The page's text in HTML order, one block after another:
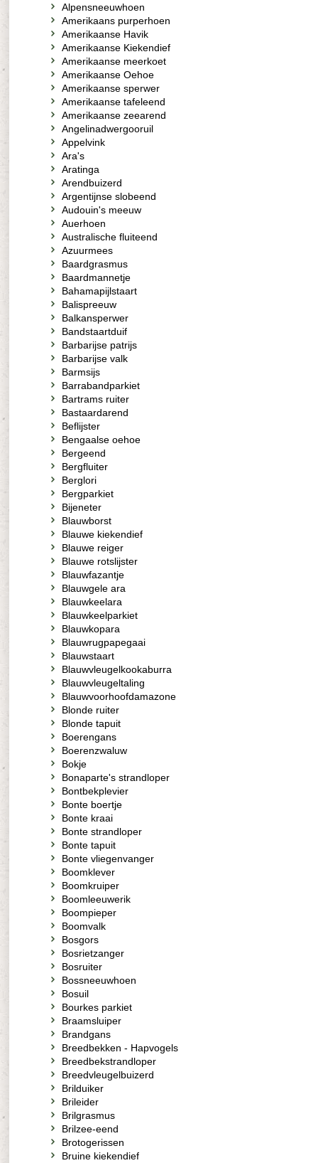
Alpensneeuwhoen
Amerikaans purperhoen
Amerikaanse Havik
Amerikaanse Kiekendief
Amerikaanse meerkoet
Amerikaanse Oehoe
Amerikaanse sperwer
Amerikaanse tafeleend
Amerikaanse zeearend
Angelinadwergooruil
Appelvink
Ara's
Aratinga
Arendbuizerd
Argentijnse slobeend
Audouin's meeuw
Auerhoen
Australische fluiteend
Azuurmees
Baardgrasmus
Baardmannetje
Bahamapijlstaart
Balispreeuw
Balkansperwer
Bandstaartduif
Barbarijse patrijs
Barbarijse valk
Barmsijs
Barrabandparkiet
Bartrams ruiter
Bastaardarend
Beflijster
Bengaalse oehoe
Bergeend
Bergfluiter
Berglori
Bergparkiet
Bijeneter
Blauwborst
Blauwe kiekendief
Blauwe reiger
Blauwe rotslijster
Blauwfazantje
Blauwgele ara
Blauwkeelara
Blauwkeelparkiet
Blauwkopara
Blauwrugpapegaai
Blauwstaart
Blauwvleugelkookaburra
Blauwvleugeltaling
Blauwvoorhoofdamazone
Blonde ruiter
Blonde tapuit
Boerengans
Boerenzwaluw
Bokje
Bonaparte's strandloper
Bontbekplevier
Bonte boertje
Bonte kraai
Bonte strandloper
Bonte tapuit
Bonte vliegenvanger
Boomklever
Boomkruiper
Boomleeuwerik
Boompieper
Boomvalk
Bosgors
Bosrietzanger
Bosruiter
Bossneeuwhoen
Bosuil
Bourkes parkiet
Braamsluiper
Brandgans
Breedbekken - Hapvogels
Breedbekstrandloper
Breedvleugelbuizerd
Brilduiker
Brileider
Brilgrasmus
Brilzee-eend
Brotogerissen
Bruine kiekendief